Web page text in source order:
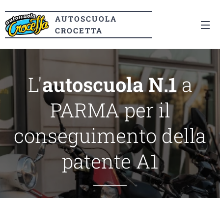
AUTOSCUOLA
CROCETTA
L'autoscuola N.1a
PARMA per il
conseguimento della
patente A1